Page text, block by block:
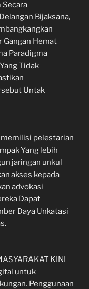
Secara
Bijaksana,
Gangan Hemat
Paradigma
Tidak
Untak
pelestarian
Yang lebih
jaringan unkul
akses kepada
advokasi
Dapat
Daya Unkatasi
KINI
untuk
Penggunaan